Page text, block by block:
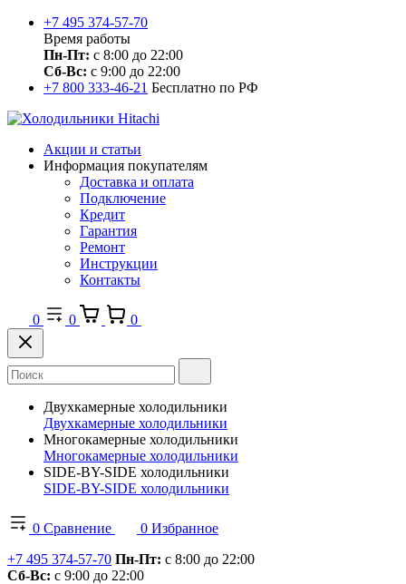
+7 495 374-57-70
Время работы
Пн-Пт: с 8:00 до 22:00
Сб-Вс: с 9:00 до 22:00
+7 800 333-46-21 Бесплатно по РФ
Акции и статьи
Информация покупателям
Доставка и оплата
Подключение
Кредит
Гарантия
Ремонт
Инструкции
Контакты
0 0 0
Двухкамерные холодильники
Двухкамерные холодильники
Многокамерные холодильники
Многокамерные холодильники
SIDE-BY-SIDE холодильники
SIDE-BY-SIDE холодильники
0 Сравнение 0 Избранное
+7 495 374-57-70 Пн-Пт: с 8:00 до 22:00
Сб-Вс: с 9:00 до 22:00